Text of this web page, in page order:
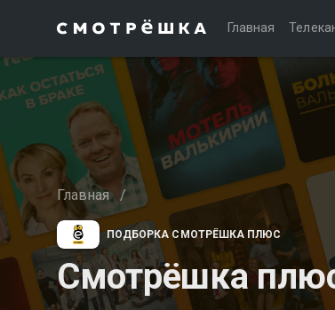
Главная
Главная /
ПОДБОРКА СМОТРЁШКА ПЛЮС
Смотрёшка